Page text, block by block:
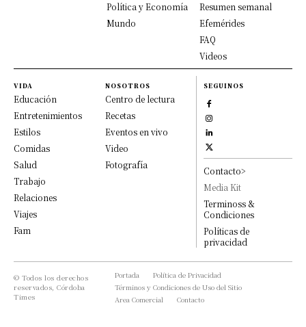
Política y Economía
Mundo
Resumen semanal
Efemérides
FAQ
Videos
VIDA
Educación
Entretenimientos
Estilos
Comidas
Salud
Trabajo
Relaciones
Viajes
Fam
NOSOTROS
Centro de lectura
Recetas
Eventos en vivo
Video
Fotografía
SEGUINOS
Contacto>
Media Kit
Terminoss &
Condiciones
Políticas de
privacidad
© Todos los derechos
reservados, Córdoba
Times
Portada
Política de Privacidad
Términos y Condiciones de Uso del Sitio
Area Comercial
Contacto